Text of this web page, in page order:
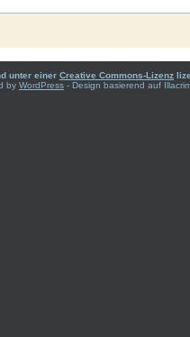
unter einer Creative Commons-Lizenz
by WordPress - Design basierend auf